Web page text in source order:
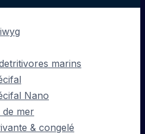
marins
Nano
de mer
& congelé